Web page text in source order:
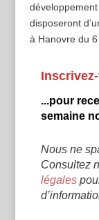
disposeront
à Hanovre du
...pour
semaine
Nous ne
Consultez
légales